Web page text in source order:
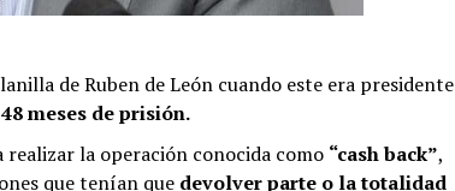
de Ruben de León cuando este era presidente
meses de prisión.
la operación conocida como “cash back”,
que tenían que devolver parte o la totalidad